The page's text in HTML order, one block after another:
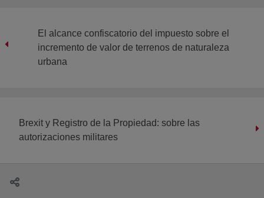
El alcance confiscatorio del impuesto sobre el
incremento de valor de terrenos de naturaleza
urbana
Brexit y Registro de la Propiedad: sobre las
autorizaciones militares